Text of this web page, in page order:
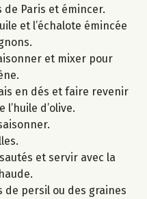
Paris et émincer.
et l’échalote émincée
et mixer pour
en dés et faire revenir
d’olive.
et servir avec la
de persil ou des graines